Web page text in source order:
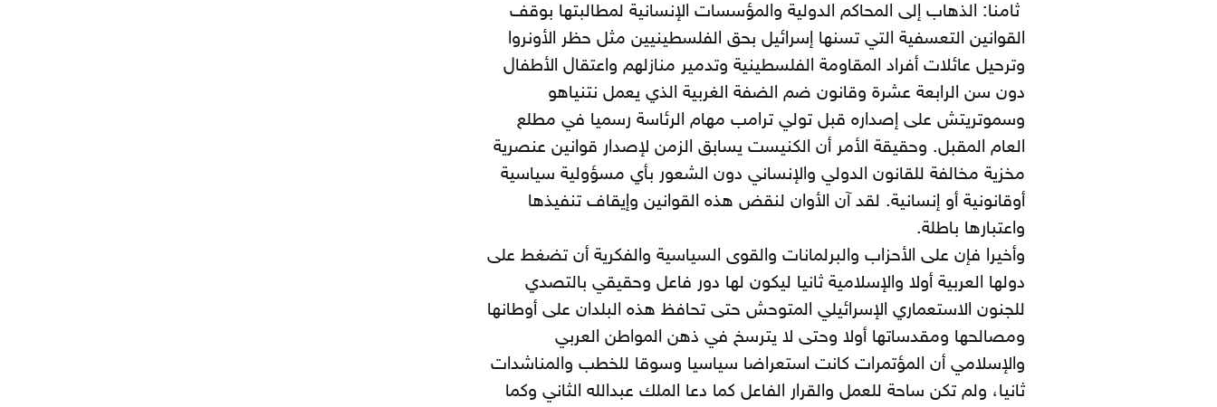
ثامنا: الذهاب إلى المحاكم الدولية والمؤسسات الإنسانية لمطالبتها بوقف
القوانين التعسفية التي تسنها إسرائيل بحق الفلسطينيين مثل حظر الأونروا
وترحيل عائلات أفراد المقاومة الفلسطينية وتدمير منازلهم واعتقال الأطفال
دون سن الرابعة عشرة وقانون ضم الضفة الغربية الذي يعمل نتنياهو
وسموتريتش على إصداره قبل تولي ترامب مهام الرئاسة رسميا في مطلع
العام المقبل. وحقيقة الأمر أن الكنيست يسابق الزمن لإصدار قوانين عنصرية
مخزية مخالفة للقانون الدولي والإنساني دون الشعور بأي مسؤولية سياسية
أوقانونية أو إنسانية. لقد آن الأوان لنقض هذه القوانين وإيقاف تنفيذها
واعتبارها باطلة.
وأخيرا فإن على الأحزاب والبرلمانات والقوى السياسية والفكرية أن تضغط على
دولها العربية أولا والإسلامية ثانيا ليكون لها دور فاعل وحقيقي بالتصدي
للجنون الاستعماري الإسرائيلي المتوحش حتى تحافظ هذه البلدان على أوطانها
ومصالحها ومقدساتها أولا وحتى لا يترسخ في ذهن المواطن العربي
والإسلامي أن المؤتمرات كانت استعراضا سياسيا وسوقا للخطب والمناشدات
ثانيا، ولم تكن ساحة للعمل والقرار الفاعل كما دعا الملك عبدالله الثاني وكما